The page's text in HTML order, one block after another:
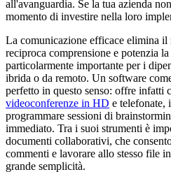
all'avanguardia. Se la tua azienda
momento di investire nella loro
La comunicazione efficace elimina
reciproca comprensione e potenzia
particolarmente importante per i
ibrida o da remoto. Un software
perfetto in questo senso: offre infatti
videoconferenze in HD e telefonate,
programmare sessioni di
immediato. Tra i suoi strumenti è
documenti collaborativi, che
commenti e lavorare allo stesso file
grande semplicità.